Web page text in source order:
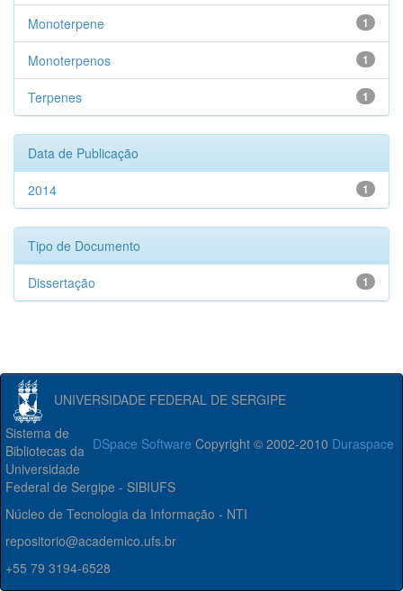
1
Monoterpene
1
Monoterpenos
1
Terpenes
Data de Publicação
1
2014
Tipo de Documento
1
Dissertação
UNIVERSIDADE FEDERAL DE SERGIPE
DSpace Software Copyright © 2002-2010 Duraspace
Sistema de
Bibliotecas da
Universidade
Federal de Sergipe - SIBIUFS
Núcleo de Tecnologia da Informação - NTI
repositorio@academico.ufs.br
+55 79 3194-6528